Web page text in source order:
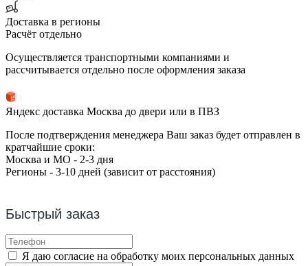
Доставка в регионы
Расчёт отдельно
Осуществляется транспортными компаниями и
рассчитывается отдельно после оформления заказа
Яндекс доставка Москва до двери или в ПВЗ
После подтверждения менеджера Ваш заказ будет отправлен в
кратчайшие сроки:
Москва и МО - 2-3 дня
Регионы - 3-10 дней (зависит от расстояния)
Быстрый заказ
Я даю согласие на обработку моих персональных данных